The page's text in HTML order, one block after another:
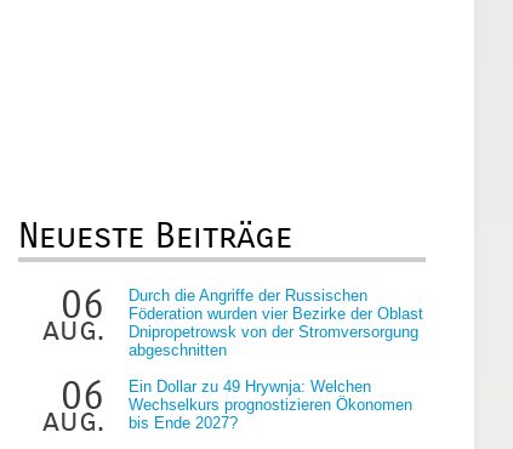
Neueste Beiträge
06
aug.
Durch die Angriffe der Russischen
Föderation wurden vier Bezirke der Oblast
Dnipropetrowsk von der Stromversorgung
abgeschnitten
06
aug.
Ein Dollar zu 49 Hrywnja: Welchen
Wechselkurs prognostizieren Ökonomen
bis Ende 2027?